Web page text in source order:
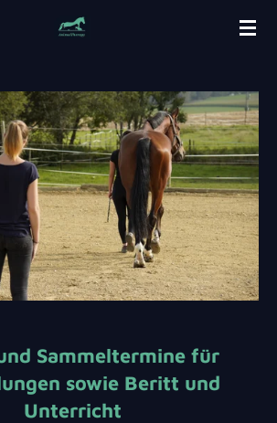
Sammeltermine für
sowie Beritt und
Unterricht